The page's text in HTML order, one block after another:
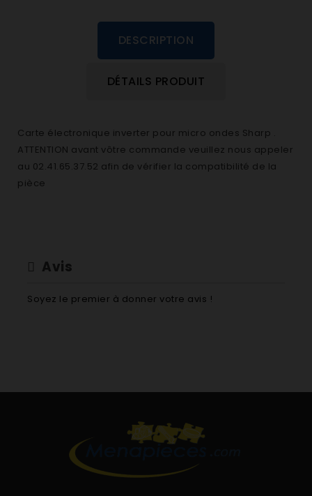
DESCRIPTION
DÉTAILS PRODUIT
Carte électronique inverter pour micro ondes Sharp .
ATTENTION avant vôtre commande veuillez nous appeler
au 02.41.65.37.52 afin de vérifier la compatibilité de la
pièce
Avis
Soyez le premier à donner votre avis !